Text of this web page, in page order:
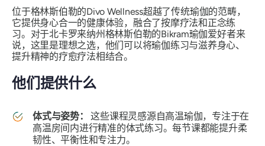
位于格林斯伯勒的Divo Wellness超越了传统瑜伽的范畴，
它提供身心合一的健康体验，融合了按摩疗法和正念练
习。对于北卡罗来纳州格林斯伯勒的Bikram瑜伽爱好者来
说，这里是理想之选，他们可以将瑜伽练习与滋养身心、
提升精神的疗愈疗法相结合。
他们提供什么
体式与姿势：
这些课程灵感源自高温瑜伽，专注于在
高温房间内进行精准的体式练习。每节课都能提升柔
韧性、平衡性和专注力。